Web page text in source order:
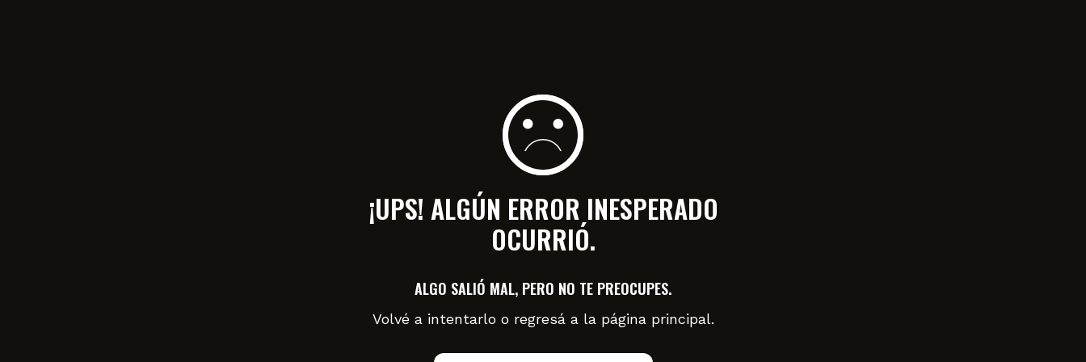
¡UPS! ALGÚN ERROR INESPERADO
OCURRIÓ.
ALGO SALIÓ MAL, PERO NO TE PREOCUPES.
Volvé a intentarlo o regresá a la página principal.